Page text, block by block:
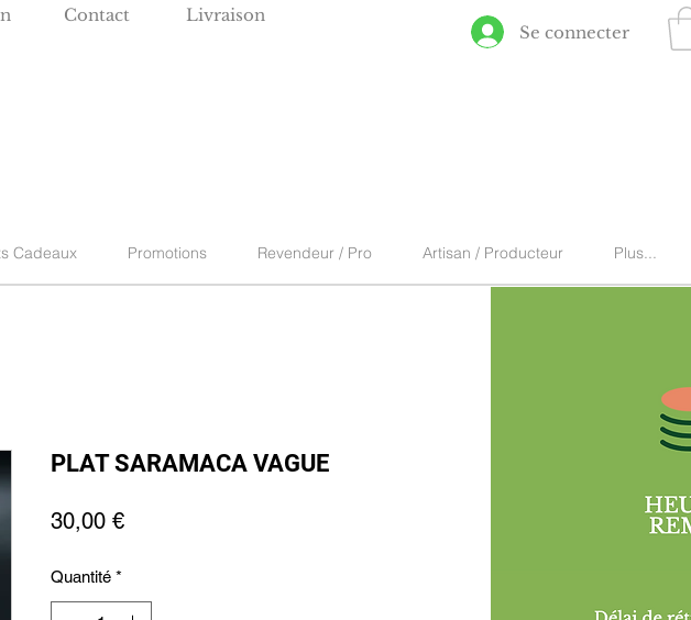
Contact
Livraison
Se connecter
Cadeaux Promotions Revendeur / Pro Artisan / Producteur Plus...
PLAT SARAMACA VAGUE
30,00 €Prix
Quantité *